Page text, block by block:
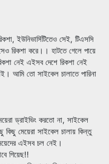
ইউনিভার্সিটিতেও সেই, টিএসসি
রিকশা করে।। হাটতে গেলে পায়ে
নেই এইসব দেশে রিকশা নেই
আমি তো সাইকেল চালাতে পারিনা
ড্রাইভিং করতো না, সাইকেল
কিছু মেয়েরা সাইকেল চালায় কিন্তু
এইসব চল নেই।
গিয়েছ!!